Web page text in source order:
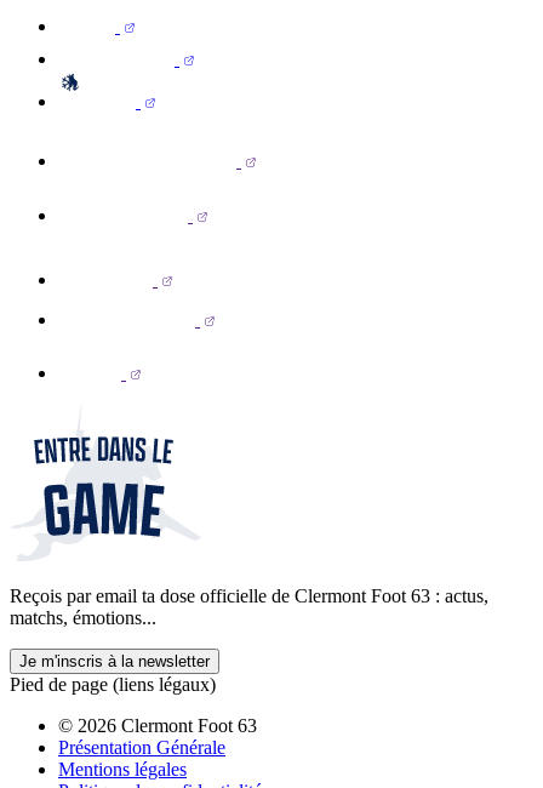
Reçois par email ta dose officielle de Clermont Foot 63 : actus,
matchs, émotions...
Je m'inscris à la newsletter
Pied de page (liens légaux)
© 2026 Clermont Foot 63
Présentation Générale
Mentions légales